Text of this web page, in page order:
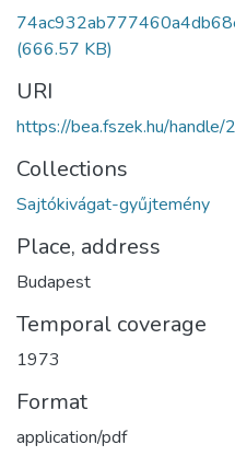
(666.57 KB)
URI
https://bea.fszek.hu/
Collections
Sajtókivágat-gyűjtemény
Place, address
Budapest
Temporal coverage
1973
Format
application/pdf